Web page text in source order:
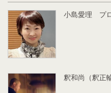
小島愛理 プ
釈和尚（釈